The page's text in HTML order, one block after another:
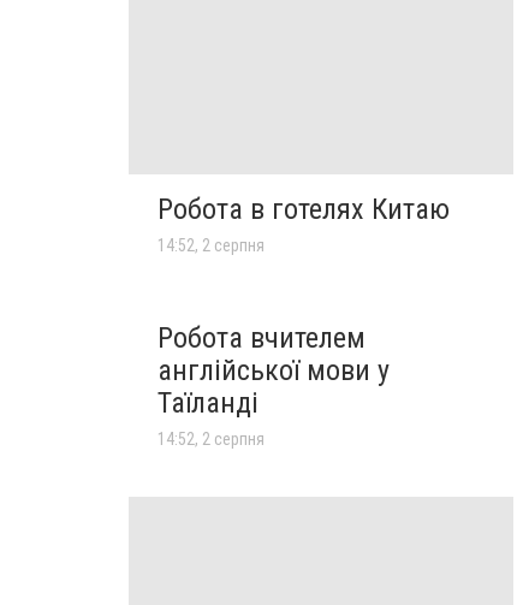
Робота в готелях Китаю
14:52, 2 серпня
Робота вчителем
англійської мови у
Таїланді
14:52, 2 серпня